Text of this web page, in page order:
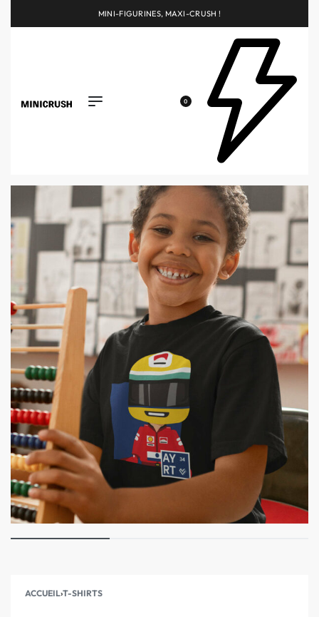
MINI-FIGURINES, MAXI-CRUSH !
0
ACCUEIL›T-SHIRTS